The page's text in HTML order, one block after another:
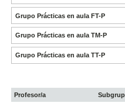
Grupo Prácticas en aula FT-P
Grupo Prácticas en aula TM-P
Grupo Prácticas en aula TT-P
Profesor/a